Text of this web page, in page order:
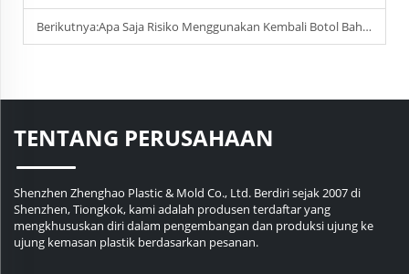
Berikutnya:Apa Saja Risiko Menggunakan Kembali Botol Bahan Kimia Plastik?
TENTANG PERUSAHAAN
Shenzhen Zhenghao Plastic & Mold Co., Ltd. Berdiri sejak 2007 di
Shenzhen, Tiongkok, kami adalah produsen terdaftar yang
mengkhususkan diri dalam pengembangan dan produksi ujung ke
ujung kemasan plastik berdasarkan pesanan.